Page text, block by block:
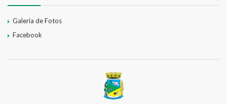
Galeria de Fotos
Facebook